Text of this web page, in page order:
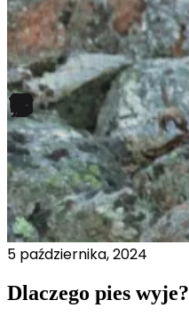
5 października, 2024
Dlaczego pies wyje?